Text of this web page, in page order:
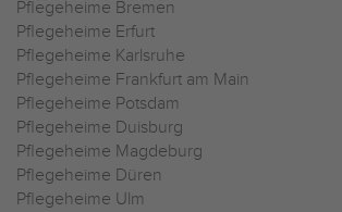
Pflegeheime Bremen
Pflegeheime Erfurt
Pflegeheime Karlsruhe
Pflegeheime Frankfurt am Main
Pflegeheime Potsdam
Pflegeheime Duisburg
Pflegeheime Magdeburg
Pflegeheime Düren
Pflegeheime Ulm